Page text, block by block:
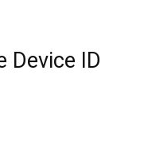
Device ID